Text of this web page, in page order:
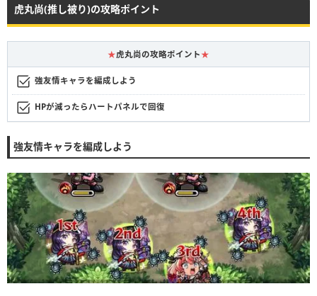
虎丸尚(推し被り)の攻略ポイント
★虎丸尚の攻略ポイント ★
強友情キャラを編成しよう
HPが減ったらハートパネルで回復
強友情キャラを編成しよう